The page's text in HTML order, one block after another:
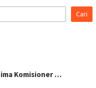
Cari
Komisioner …